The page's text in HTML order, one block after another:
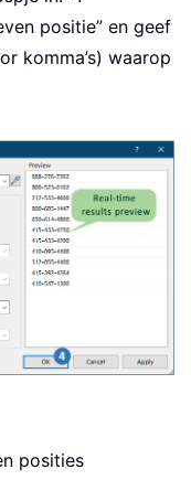
positie” en geef
komma’s) waarop
posities